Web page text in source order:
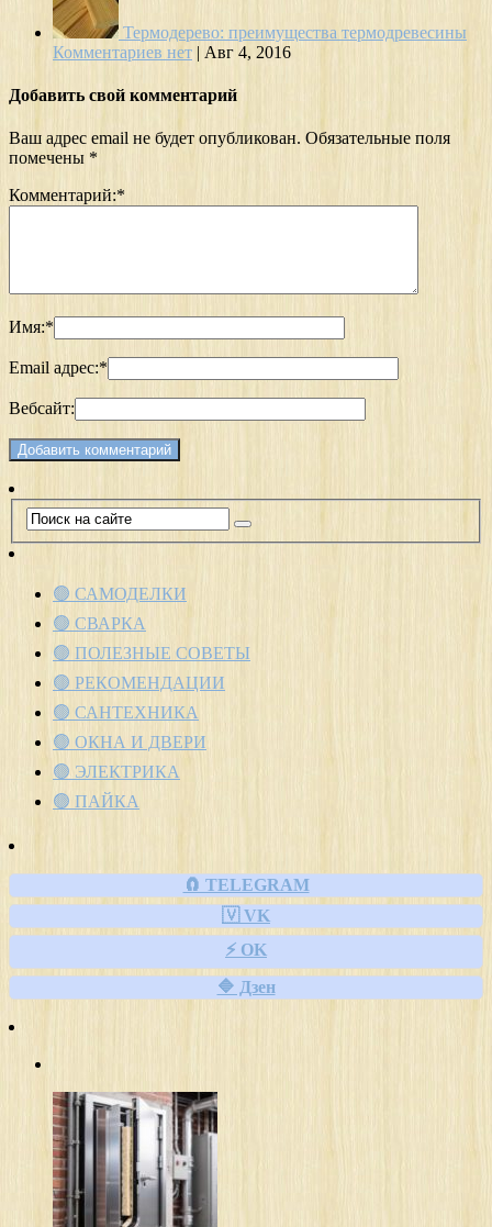
Термодерево: преимущества термодревесины
Комментариев нет | Авг 4, 2016
Добавить свой комментарий
Ваш адрес email не будет опубликован. Обязательные поля
помечены *
Комментарий:*
Имя:*
Email адрес:*
Вебсайт:
🟢 САМОДЕЛКИ
🟢 СВАРКА
🟢 ПОЛЕЗНЫЕ СОВЕТЫ
🟢 РЕКОМЕНДАЦИИ
🟢 САНТЕХНИКА
🟢 ОКНА И ДВЕРИ
🟢 ЭЛЕКТРИКА
🟢 ПАЙКА
🧲 TELEGRAM
🇻 VK
⚡ OK
🔷 Дзен